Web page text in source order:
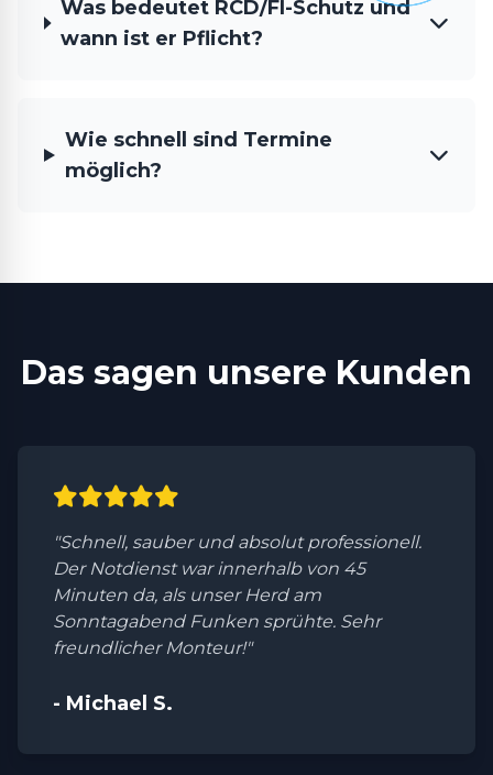
Was bedeutet RCD/FI-Schutz und
wann ist er Pflicht?
Wie schnell sind Termine
möglich?
Das sagen unsere Kunden
"Schnell, sauber und absolut professionell.
Der Notdienst war innerhalb von 45
Minuten da, als unser Herd am
Sonntagabend Funken sprühte. Sehr
freundlicher Monteur!"
- Michael S.